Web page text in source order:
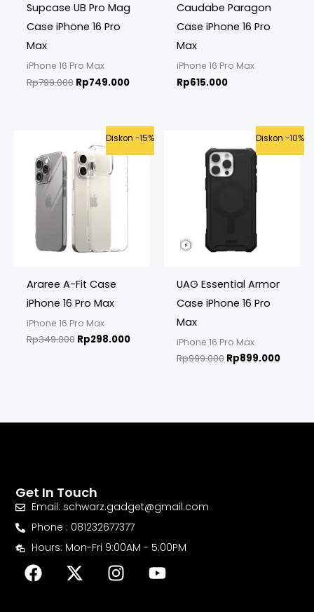
Supcase UB Pro Mag
Case iPhone 16 Pro
Max
iPhone 16 Pro Max
Rp799.000 Rp749.000
Caudabe Paragon
Case iPhone 16 Pro
Max
iPhone 16 Pro Max
Rp615.000
Diskon -15%
Araree A-Fit Case
iPhone 16 Pro Max
iPhone 16 Pro Max
Rp349.000
Original
price
was:
Rp349.000.
Rp298.000
Current
is:
Diskon -10%
UAG Essential Armor
Case iPhone 16 Pro
Max
iPhone 16 Pro Max
Rp999.000
Original
price
was:
Rp999.000.
Rp899.000
is:
Get In Touch
Email: schwarz.gadget@gmail.com
Phone : 081232677377
Hours: Mon-Fri 9:00AM - 5:00PM
F
a
X
-
I
n
Y
o